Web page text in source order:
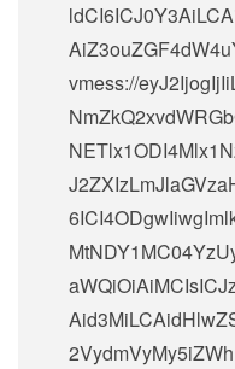
vmess://